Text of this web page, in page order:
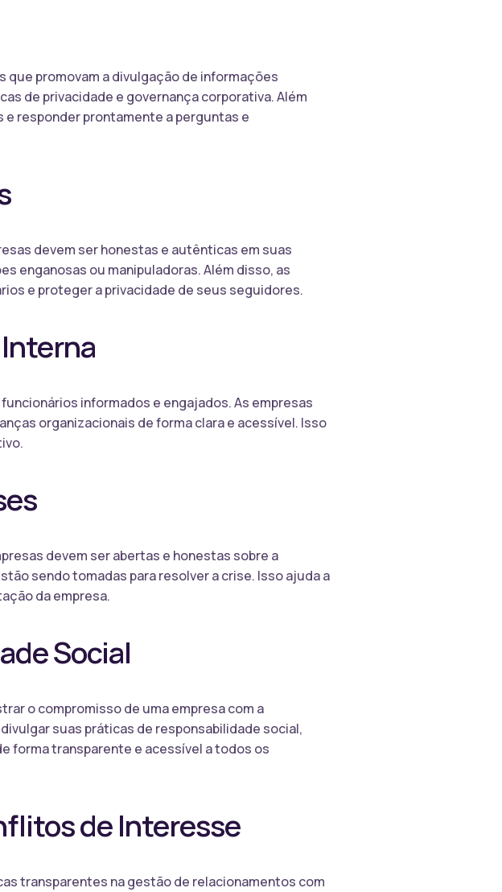
que promovam a divulgação de informações
de privacidade e governança corporativa. Além
responder prontamente a perguntas e
devem ser honestas e autênticas em suas
enganosas ou manipuladoras. Além disso, as
e proteger a privacidade de seus seguidores.
informados e engajados. As empresas
organizacionais de forma clara e acessível. Isso
devem ser abertas e honestas sobre a
sendo tomadas para resolver a crise. Isso ajuda a
da empresa.
Social
o compromisso de uma empresa com a
suas práticas de responsabilidade social,
forma transparente e acessível a todos os
de Interesse
transparentes na gestão de relacionamentos com